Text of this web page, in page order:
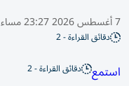
7 أغسطس 2026 23:27 مساء
دقائق القراءة - 2
استمع دقائق القراءة - 2